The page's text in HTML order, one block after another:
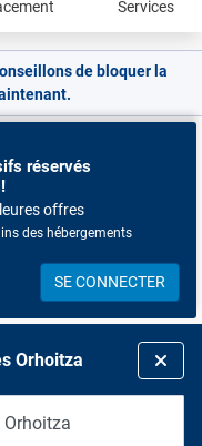
Services
de bloquer la
réservés
offres
des hébergements
SE CONNECTER
Orhoitza
Orhoitza